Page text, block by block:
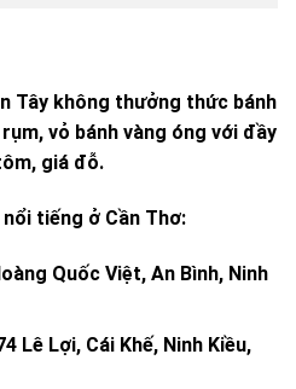
Tây không thưởng thức bánh
vỏ bánh vàng óng với đầy
giá đỗ.
tiếng ở Cần Thơ:
Quốc Việt, An Bình, Ninh
Lê Lợi, Cái Khế, Ninh Kiều,